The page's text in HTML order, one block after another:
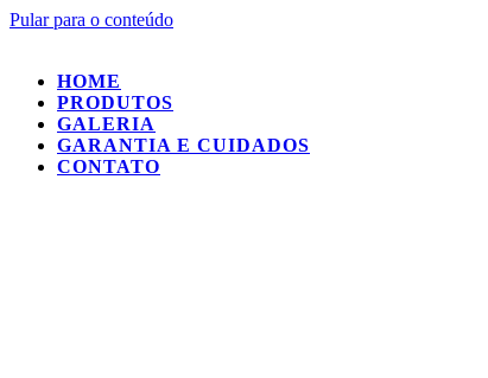
Pular para o conteúdo
HOME
PRODUTOS
GALERIA
GARANTIA E CUIDADOS
CONTATO